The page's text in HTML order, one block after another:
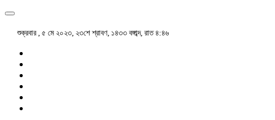
শুক্রবার , ৫ মে ২০২৩, ২৩শে শ্রাবণ, ১৪৩৩ বঙ্গাব্দ, রাত ৪:৪৬